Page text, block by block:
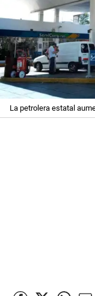
La petrolera estatal